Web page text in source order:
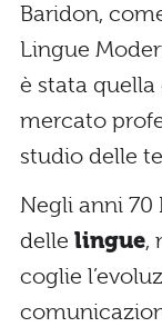
Baridon,
Lingue
è stata quella
mercato
studio delle
Negli anni 70
delle lingue,
coglie